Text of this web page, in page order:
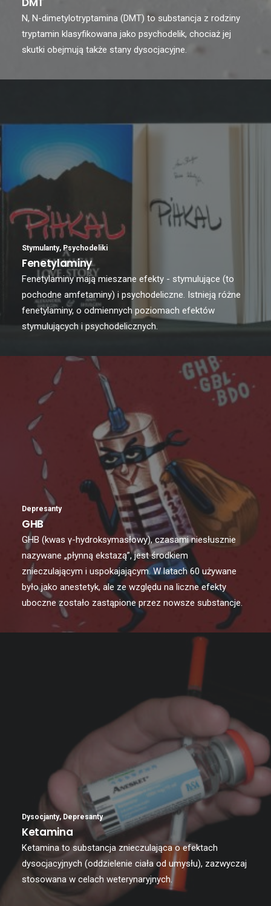
N, N-dimetylotryptamina (DMT) to substancja z rodziny
tryptamin klasyfikowana jako psychodelik, chociaż jej
skutki obejmują także stany dysocjacyjne.
Stymulanty, Psychodeliki
Fenetylaminy
Fenetylaminy mają mieszane efekty - stymulujące (to
pochodne amfetaminy) i psychodeliczne. Istnieją różne
fenetylaminy, o odmiennych poziomach efektów
stymulujących i psychodelicznych.
Depresanty
GHB
GHB (kwas γ-hydroksymasłowy), czasami niesłusznie
nazywane „płynną ekstazą”, jest środkiem
znieczulającym i uspokajającym. W latach 60 używane
było jako anestetyk, ale ze względu na liczne efekty
uboczne zostało zastąpione przez nowsze substancje.
Dysocjanty, Depresanty
Ketamina
Ketamina to substancja znieczulająca o efektach
dysocjacyjnych (oddzielenie ciała od umysłu), zazwyczaj
stosowana w celach weterynaryjnych.